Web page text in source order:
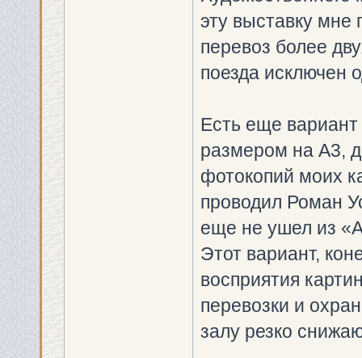
эту выставку мне
перевоз более
поезда исключен
Есть еще
размером на А3,
фотокопий моих
проводил Роман
еще не ушел из
Этот вариант,
восприятия
перевозки и
залу резко